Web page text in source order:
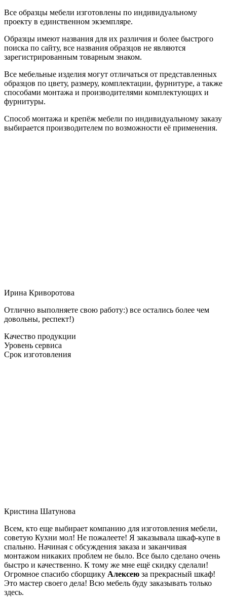
Все образцы мебели изготовлены по индивидуальному
проекту в единственном экземпляре.
Образцы имеют названия для их различия и более быстрого
поиска по сайту, все названия образцов не являются
зарегистрированным товарным знаком.
Все мебельные изделия могут отличаться от представленных
образцов по цвету, размеру, комплектации, фурнитуре, а также
способами монтажа и производителями комплектующих и
фурнитуры.
Способ монтажа и крепёж мебели по индивидуальному заказу
выбирается производителем по возможности её применения.
Ирина Криворотова
Отлично выполняете свою работу:) все остались более чем
довольны, респект!)
Качество продукции
Уровень сервиса
Срок изготовления
Кристина Шатунова
Всем, кто еще выбирает компанию для изготовления мебели,
советую Кухни мол! Не пожалеете! Я заказывала шкаф-купе в
спальню. Начиная с обсуждения заказа и заканчивая
монтажом никаких проблем не было. Все было сделано очень
быстро и качественно. К тому же мне ещё скидку сделали!
Огромное спасибо сборщику Алексею за прекрасный шкаф!
Это мастер своего дела! Всю мебель буду заказывать только
здесь.